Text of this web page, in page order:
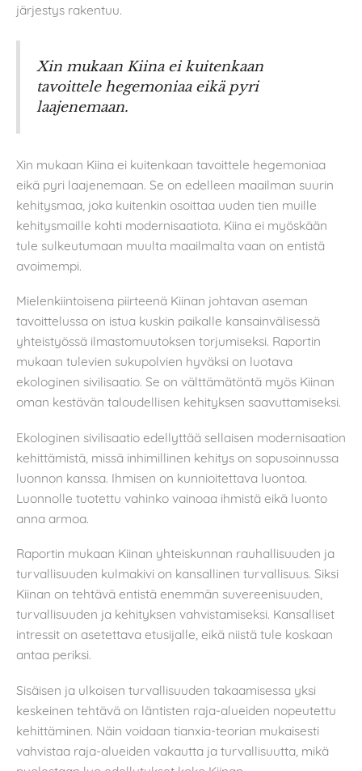
järjestys rakentuu.
Xin mukaan Kiina ei kuitenkaan
tavoittele hegemoniaa eikä pyri
laajenemaan.
Xin mukaan Kiina ei kuitenkaan tavoittele hegemoniaa
eikä pyri laajenemaan. Se on edelleen maailman suurin
kehitysmaa, joka kuitenkin osoittaa uuden tien muille
kehitysmaille kohti modernisaatiota. Kiina ei myöskään
tule sulkeutumaan muulta maailmalta vaan on entistä
avoimempi.
Mielenkiintoisena piirteenä Kiinan johtavan aseman
tavoittelussa on istua kuskin paikalle kansainvälisessä
yhteistyössä ilmastomuutoksen torjumiseksi. Raportin
mukaan tulevien sukupolvien hyväksi on luotava
ekologinen sivilisaatio. Se on välttämätöntä myös Kiinan
oman kestävän taloudellisen kehityksen saavuttamiseksi.
Ekologinen sivilisaatio edellyttää sellaisen modernisaation
kehittämistä, missä inhimillinen kehitys on sopusoinnussa
luonnon kanssa. Ihmisen on kunnioitettava luontoa.
Luonnolle tuotettu vahinko vainoaa ihmistä eikä luonto
anna armoa.
Raportin mukaan Kiinan yhteiskunnan rauhallisuuden ja
turvallisuuden kulmakivi on kansallinen turvallisuus. Siksi
Kiinan on tehtävä entistä enemmän suvereenisuuden,
turvallisuuden ja kehityksen vahvistamiseksi. Kansalliset
intressit on asetettava etusijalle, eikä niistä tule koskaan
antaa periksi.
Sisäisen ja ulkoisen turvallisuuden takaamisessa yksi
keskeinen tehtävä on läntisten raja-alueiden nopeutettu
kehittäminen. Näin voidaan tianxia-teorian mukaisesti
vahvistaa raja-alueiden vakautta ja turvallisuutta, mikä